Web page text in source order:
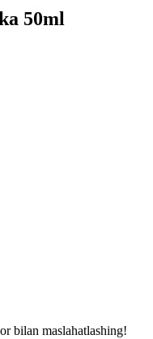
50ml
bilan maslahatlashing!